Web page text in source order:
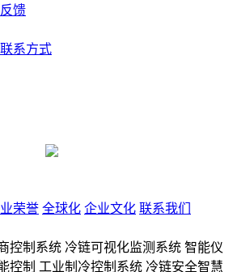
馈
系方式
荣誉 全球化 企业文化 联系我们
控制系统 冷链可视化监测系统 智能仪
控制 工业制冷控制系统 冷链安全智慧